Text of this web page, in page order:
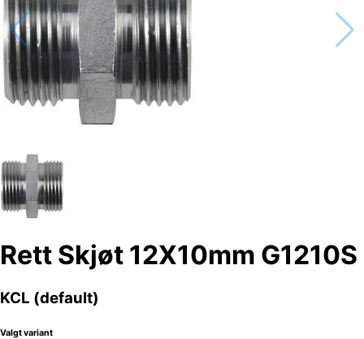
Rett Skjøt 12X10mm G1210S
KCL (default)
Valgt variant